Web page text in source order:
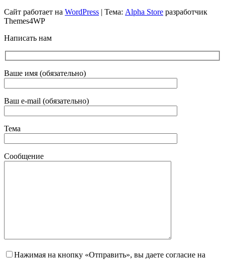
Сайт работает на WordPress | Тема: Alpha Store разработчик
Themes4WP
Написать нам
Ваше имя (обязательно)
Ваш e-mail (обязательно)
Тема
Сообщение
Нажимая на кнопку «Отправить», вы даете согласие на